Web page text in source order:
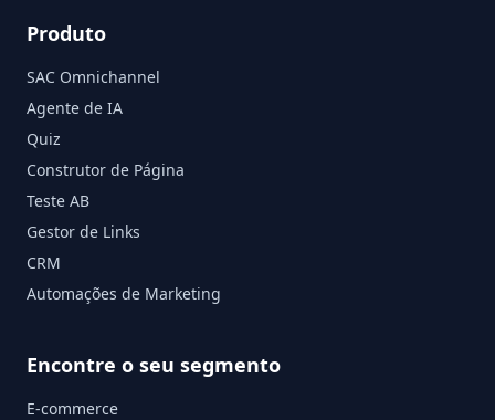
Produto
SAC Omnichannel
Agente de IA
Quiz
Construtor de Página
Teste AB
Gestor de Links
CRM
Automações de Marketing
Encontre o seu segmento
E-commerce